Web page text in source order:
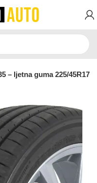
– ljetna guma 225/45R17